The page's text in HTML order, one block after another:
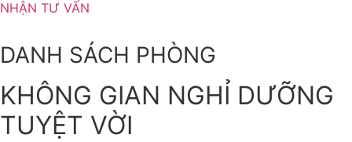
NHẬN TƯ VẤN
DANH SÁCH PHÒNG
KHÔNG GIAN NGHỈ DƯỠNG
TUYỆT VỜI